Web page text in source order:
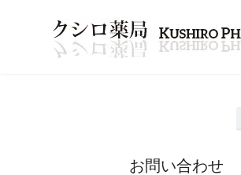
お問い合わせ